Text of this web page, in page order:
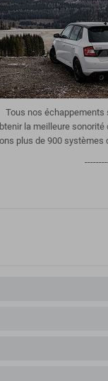
Tous nos échappements
la meilleure
plus de 900